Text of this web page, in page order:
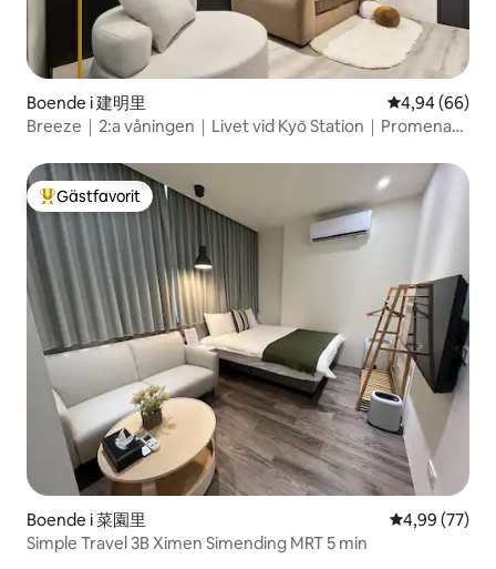
Boende i 建明里 4,94 av 5 i
4,94 (66)
Breeze｜2:a våningen｜Livet vid Kyō Station｜Promenad
Mat och shopping｜Flygplatsens snabbtransport
Populär gästfavorit
Gästfavorit
Boende i 菜園里 4,99 av 5 i
4,99 (77)
Simple Travel 3B Ximen Simending MRT 5 min